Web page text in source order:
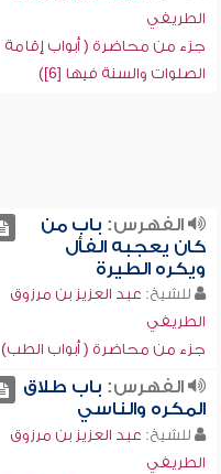
الطريفي
جزء من محاضرة ( أبواب إقامة
الصلوات والسنة فيها [6])
الفهرس: باب من
كان يعجبه الفأل
ويكره الطيرة
للشيخ: عبد العزيز بن مرزوق
الطريفي
جزء من محاضرة ( أبواب الطب)
الفهرس: باب طلاق
المكره والناسي
للشيخ: عبد العزيز بن مرزوق
الطريفي